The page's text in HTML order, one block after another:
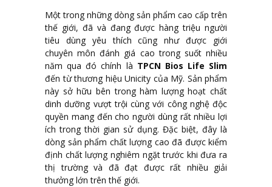
Một trong những dòng sản phẩm cao cấp trên
thế giới, đã và đang được hàng triệu người
tiêu dùng yêu thích cũng như được giới
chuyên môn đánh giá cao trong suốt nhiều
năm qua đó chính là TPCN Bios Life Slim
đến từ thương hiệu Unicity của Mỹ. Sản phẩm
này sở hữu bên trong hàm lượng hoạt chất
dinh dưỡng vượt trội cùng với công nghệ độc
quyền mang đến cho người dùng rất nhiều lợi
ích trong thời gian sử dụng. Đặc biệt, đây là
dòng sản phẩm chất lượng cao đã được kiểm
định chất lượng nghiêm ngặt trước khi đưa ra
thị trường và đã đạt được rất nhiều giải
thưởng lớn trên thế giới.